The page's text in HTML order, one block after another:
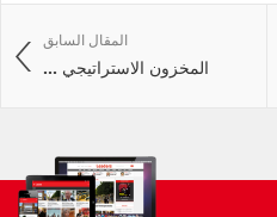
المقال السابق
المخزون الاستراتيجي ...